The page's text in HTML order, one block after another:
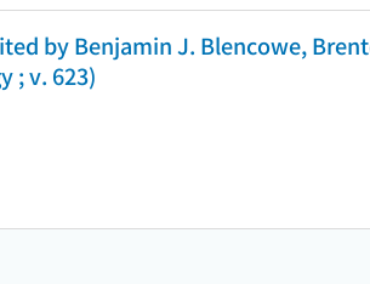
by Benjamin J. Blencowe,
; v. 623)